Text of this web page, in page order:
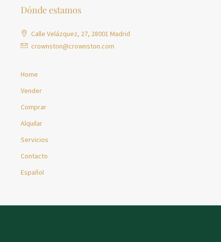
Dónde estamos
Calle Velázquez, 27, 28001 Madrid
crownston@crownston.com
Home
Vender
Comprar
Alquilar
Servicios
Contacto
Español